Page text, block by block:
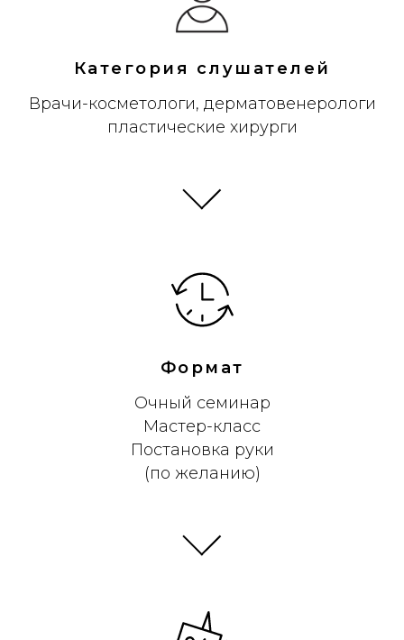
Категория слушателей
Врачи-косметологи, дерматовенерологи
пластические хирурги
Формат
Очный семинар
Мастер-класс
Постановка руки
(по желанию)